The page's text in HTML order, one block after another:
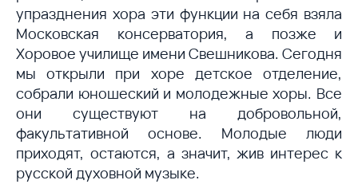
упразднения хора эти функции на себя взяла
Московская консерватория, а позже и
Хоровое училище имени Свешникова. Сегодня
мы открыли при хоре детское отделение,
собрали юношеский и молодежные хоры. Все
они существуют на добровольной,
факультативной основе. Молодые люди
приходят, остаются, а значит, жив интерес к
русской духовной музыке.